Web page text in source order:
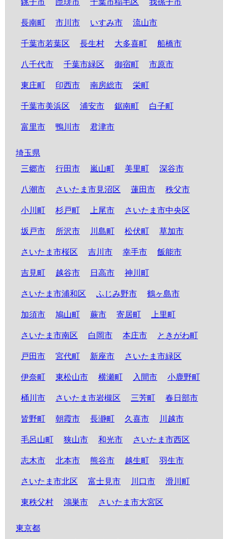
銚子市 匝瑳市 千葉市稲毛区 我孫子市
長南町 市川市 いすみ市 流山市
千葉市若葉区 長生村 大多喜町 船橋市
八千代市 千葉市緑区 御宿町 市原市
東庄町 印西市 南房総市 栄町
千葉市美浜区 浦安市 鋸南町 白子町
富里市 鴨川市 君津市
埼玉県
三郷市
行田市 嵐山町 美里町 深谷市
八潮市 さいたま市見沼区 蓮田市 秩父市
小川町 杉戸町 上尾市 さいたま市中央区
坂戸市 所沢市 川島町 松伏町 草加市
さいたま市桜区 吉川市 幸手市 飯能市
吉見町 越谷市 日高市 神川町
さいたま市浦和区 ふじみ野市 鶴ヶ島市
加須市 鳩山町 蕨市 寄居町 上里町
さいたま市南区 白岡市 本庄市 ときがわ町
戸田市 宮代町 新座市 さいたま市緑区
伊奈町 東松山市 横瀬町 入間市 小鹿野町
桶川市 さいたま市岩槻区 三芳町 春日部市
皆野町 朝霞市 長瀞町 久喜市 川越市
毛呂山町 狭山市 和光市 さいたま市西区
志木市 北本市 熊谷市 越生町 羽生市
さいたま市北区 富士見市 川口市 滑川町
東秩父村 鴻巣市 さいたま市大宮区
東京都